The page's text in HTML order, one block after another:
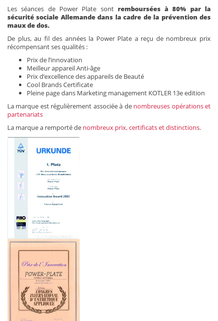
Les séances de Power Plate sont remboursées à 80% par la
sécurité sociale Allemande dans la cadre de la prévention des
maux de dos.
De plus, au fil des années la Power Plate a reçu de nombreux prix
récompensant ses qualités :
Prix de l’innovation
Meilleur appareil Anti-âge
Prix d’excellence des appareils de Beauté
Cool Brands Certificate
Pleine page dans Marketing management KOTLER 13e edition
La marque est régulièrement associée à de nombreuses opérations et
partenariats
La marque a remporté de nombreux prix, certificats et distinctions.